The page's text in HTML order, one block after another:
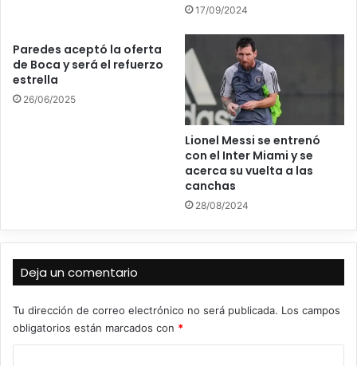
17/09/2024
Paredes aceptó la oferta
de Boca y será el refuerzo
estrella
26/06/2025
Lionel Messi se entrenó
con el Inter Miami y se
acerca su vuelta a las
canchas
28/08/2024
Deja un comentario
Tu dirección de correo electrónico no será publicada. Los campos
obligatorios están marcados con *